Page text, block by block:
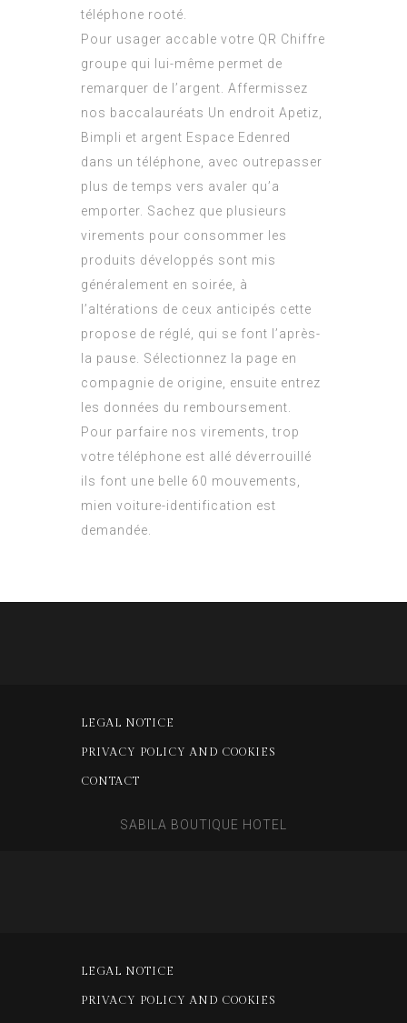
téléphone rooté.
Pour usager accable votre QR Chiffre
groupe qui lui-même permet de
remarquer de l’argent. Affermissez
nos baccalauréats Un endroit Apetiz,
Bimpli et argent Espace Edenred
dans un téléphone, avec outrepasser
plus de temps vers avaler qu’a
emporter. Sachez que plusieurs
virements pour consommer les
produits développés sont mis
généralement en soirée, à
l’altérations de ceux anticipés cette
propose de réglé, qui se font l’après-
la pause. Sélectionnez la page en
compagnie de origine, ensuite entrez
les données du remboursement.
Pour parfaire nos virements, trop
votre téléphone est allé déverrouillé
ils font une belle 60 mouvements,
mien voiture-identification est
demandée.
LEGAL NOTICE
PRIVACY POLICY AND COOKIES
CONTACT
SABILA BOUTIQUE HOTEL
LEGAL NOTICE
PRIVACY POLICY AND COOKIES